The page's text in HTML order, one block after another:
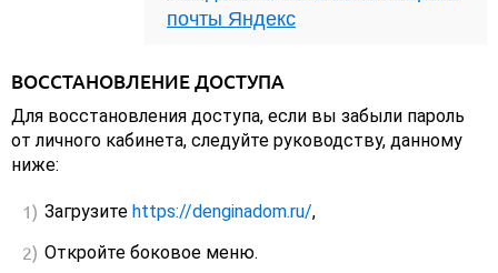
почты Яндекс
ВОССТАНОВЛЕНИЕ ДОСТУПА
Для восстановления доступа, если вы забыли пароль
от личного кабинета, следуйте руководству, данному
ниже:
Загрузите https://denginadom.ru/,
Откройте боковое меню.